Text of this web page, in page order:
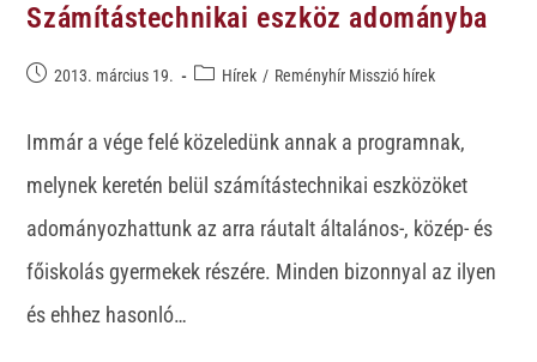
Számítástechnikai eszköz adományba
2013. március 19. Hírek / Reményhír Misszió hírek
Immár a vége felé közeledünk annak a programnak,
melynek keretén belül számítástechnikai eszközöket
adományozhattunk az arra ráutalt általános-, közép- és
főiskolás gyermekek részére. Minden bizonnyal az ilyen
és ehhez hasonló…